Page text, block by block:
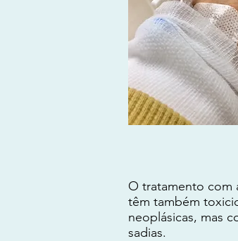
O tratamento com
têm também
neoplásicas, mas
sadias.